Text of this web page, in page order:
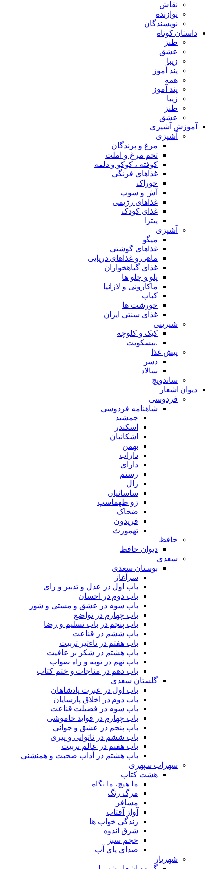
نقاش
نوازنده
نویسندگان
داستان کوتاه
طنز
عشق
زیبا
پند آموز
همه
پند آموز
زیبا
طنز
عشق
آموزش آشپزی
آشپزی
مرغ و پرندگان
تخم مرغ و املت
کوفته ، کوکو و دلمه
غذاهای فرنگی
خوراک
آش و سوپ
غذاهای رژیمی
غذای کودک
پیتزا
آشپزی
میگو
غذاهای گوشتی
ماهی و غذاهای دریایی
غذای گیاهخواران
پلو و چلو ها
ماکارونی و لازانیا
کباب
خورشت ها
غذای سنتی ایران
شیرینی
کیک و کلوچه
.بیسکویت
پیش غذا
دسر
سالاد
ساندویچ
دیوان اشعار
فردوسی
شاهنامه فردوسی
جمشید
اسکندر
اشکانیان
بهمن
داراب
دارای
رستم
زال
ساسانیان
زو طهماسپ‏
ضحاک
فریدون
تهمورث
حافظ
دیوان حافظ
سعدی
بوستان سعدی
سرآغاز
باب اول در عدل و تدبیر و رای
باب دوم در احسان
باب سوم در عشق و مستی و شور
باب چهارم در تواضع
باب پنجم در باب تسلیم و رضا
باب ششم در قناعت
باب هفتم در تاءثیر تربیت
باب هشتم در شکر بر عافیت
باب نهم در توبه و راه صواب
باب دهم در مناجات و ختم کتاب
گلستان سعدی
باب اول در عبرت پادشاهان
باب دوم در اخلاق پارسایان
باب سوم در فضیلت قناعت
باب چهارم در فواید خاموشى
باب پنجم در عشق و جوانى
باب ششم در ناتوانى و پیرى
باب هفتم در عالم تربیت
باب هشتم در آداب صحبت و همنشنى
سهراب سپهری
هشت کتاب
ما هیچ، ما نگاه
مرگ رنگ
مسافر
آواز آفتاب
زندگی خواب ها
شرق اندوه
حجم سبز
صدای پای آب
شهریار